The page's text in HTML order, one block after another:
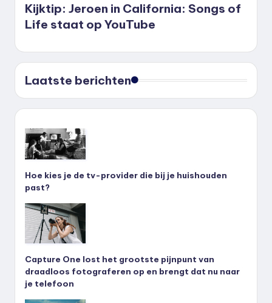
Kijktip: Jeroen in California: Songs of
Life staat op YouTube
Laatste berichten
Hoe kies je de tv-provider die bij je huishouden
past?
Capture One lost het grootste pijnpunt van
draadloos fotograferen op en brengt dat nu naar
je telefoon